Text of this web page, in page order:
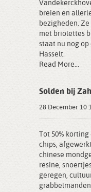
breien en
bezigheden.
met briolettes
staat nu nog op
Hasselt.
Read More...
Solden bij
28 December 10
Tot 50%
chips,
chinese
resine,
geregen,